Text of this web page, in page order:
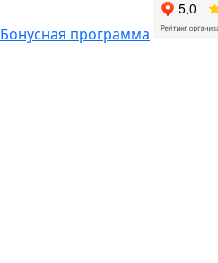
Бонусная программа